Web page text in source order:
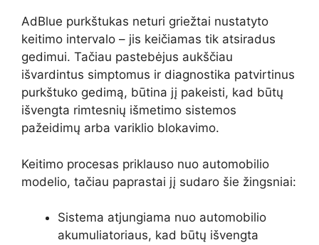
AdBlue purkštukas neturi griežtai nustatyto
keitimo intervalo – jis keičiamas tik atsiradus
gedimui. Tačiau pastebėjus aukščiau
išvardintus simptomus ir diagnostika patvirtinus
purkštuko gedimą, būtina jį pakeisti, kad būtų
išvengta rimtesnių išmetimo sistemos
pažeidimų arba variklio blokavimo.
Keitimo procesas priklauso nuo automobilio
modelio, tačiau paprastai jį sudaro šie žingsniai:
Sistema atjungiama nuo automobilio
akumuliatoriaus, kad būtų išvengta